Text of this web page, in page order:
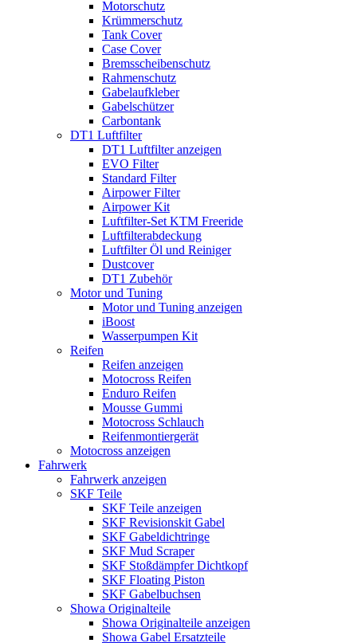
Motorschutz
Krümmerschutz
Tank Cover
Case Cover
Bremsscheibenschutz
Rahmenschutz
Gabelaufkleber
Gabelschützer
Carbontank
DT1 Luftfilter
DT1 Luftfilter anzeigen
EVO Filter
Standard Filter
Airpower Filter
Airpower Kit
Luftfilter-Set KTM Freeride
Luftfilterabdeckung
Luftfilter Öl und Reiniger
Dustcover
DT1 Zubehör
Motor und Tuning
Motor und Tuning anzeigen
iBoost
Wasserpumpen Kit
Reifen
Reifen anzeigen
Motocross Reifen
Enduro Reifen
Mousse Gummi
Motocross Schlauch
Reifenmontiergerät
Motocross anzeigen
Fahrwerk
Fahrwerk anzeigen
SKF Teile
SKF Teile anzeigen
SKF Revisionskit Gabel
SKF Gabeldichtringe
SKF Mud Scraper
SKF Stoßdämpfer Dichtkopf
SKF Floating Piston
SKF Gabelbuchsen
Showa Originalteile
Showa Originalteile anzeigen
Showa Gabel Ersatzteile